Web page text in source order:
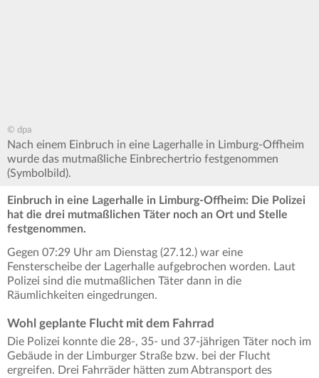
© dpa
Nach einem Einbruch in eine Lagerhalle in Limburg-Offheim
wurde das mutmaßliche Einbrechertrio festgenommen
(Symbolbild).
Einbruch in eine Lagerhalle in Limburg-Offheim: Die Polizei
hat die drei mutmaßlichen Täter noch an Ort und Stelle
festgenommen.
Gegen 07:29 Uhr am Dienstag (27.12.) war eine
Fensterscheibe der Lagerhalle aufgebrochen worden. Laut
Polizei sind die mutmaßlichen Täter dann in die
Räumlichkeiten eingedrungen.
Wohl geplante Flucht mit dem Fahrrad
Die Polizei konnte die 28-, 35- und 37-jährigen Täter noch im
Gebäude in der Limburger Straße bzw. bei der Flucht
ergreifen. Drei Fahrräder hätten zum Abtransport des